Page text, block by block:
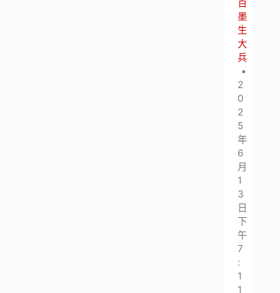
百
墨
生
大
兵
•
2
0
2
5
年
6
月
1
3
日
下
午
7
:
1
1